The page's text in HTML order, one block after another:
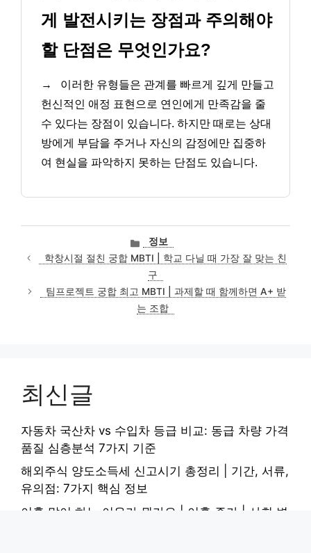
게 발전시키는 장점과 주의해야
할 단점은 무엇인가요?
→
이러한 유형들은 관계를 빠르게 깊게 만들고
헌신적인 애정 표현으로 연인에게 만족감을 줄
수 있다는 장점이 있습니다. 하지만 때로는 상대
방에게 부담을 주거나 자신의 감정에만 집중하
여 현실을 파악하지 못하는 단점도 있습니다.
카
테
고
리
정보
학창시절 절친 궁합 MBTI | 학교 다닐 때 가장 잘 맞는 친
구
팀프로젝트 궁합 최고 MBTI | 과제할 때 함께하면 A+ 받
는 조합
최신글
자동차 국산차 vs 수입차 등급 비교: 동급 차량 가격
품질 심층분석 7가지 기준
해외주식 양도소득세 신고시기 총정리 | 기간, 서류,
유의점: 7가지 핵심 정보
이혼 많이 하는 이유가 뭔가요 | 이혼 증가 | 사회 변